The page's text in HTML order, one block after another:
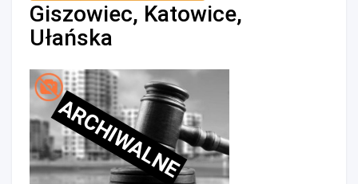
Giszowiec, Katowice,
Ułańska
ARCHIWALNE